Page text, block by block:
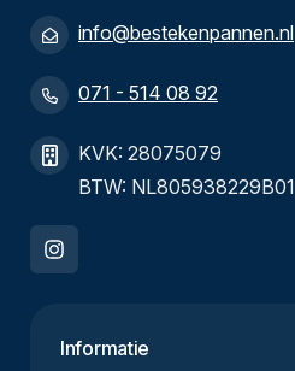
info@bestekenpannen.nl
071 - 514 08 92
KVK: 28075079
BTW: NL805938229B01
Informatie